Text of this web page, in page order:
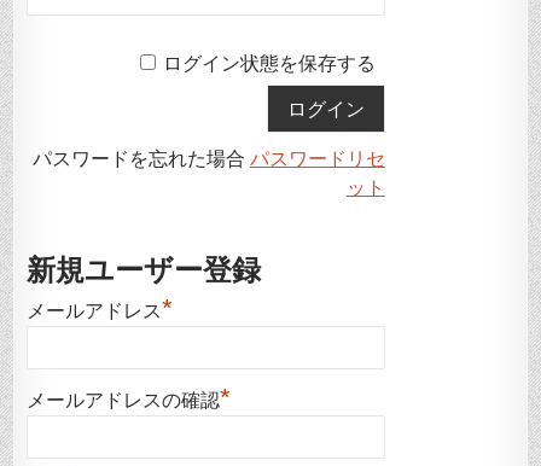
ログイン状態を保存する
パスワードを忘れた場合 パスワードリセ
ット
新規ユーザー登録
メールアドレス*
メールアドレスの確認*